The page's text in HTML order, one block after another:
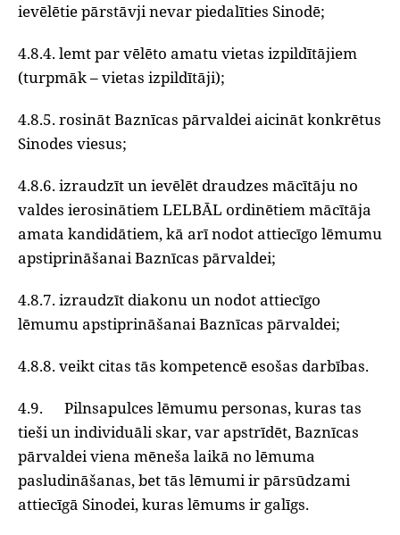
ievēlētie pārstāvji nevar piedalīties Sinodē;
4.8.4. lemt par vēlēto amatu vietas izpildītājiem
(turpmāk – vietas izpildītāji);
4.8.5. rosināt Baznīcas pārvaldei aicināt konkrētus
Sinodes viesus;
4.8.6. izraudzīt un ievēlēt draudzes mācītāju no
valdes ierosinātiem LELBĀL ordinētiem mācītāja
amata kandidātiem, kā arī nodot attiecīgo lēmumu
apstiprināšanai Baznīcas pārvaldei;
4.8.7. izraudzīt diakonu un nodot attiecīgo
lēmumu apstiprināšanai Baznīcas pārvaldei;
4.8.8. veikt citas tās kompetencē esošas darbības.
4.9. Pilnsapulces lēmumu personas, kuras tas
tieši un individuāli skar, var apstrīdēt, Baznīcas
pārvaldei viena mēneša laikā no lēmuma
pasludināšanas, bet tās lēmumi ir pārsūdzami
attiecīgā Sinodei, kuras lēmums ir galīgs.